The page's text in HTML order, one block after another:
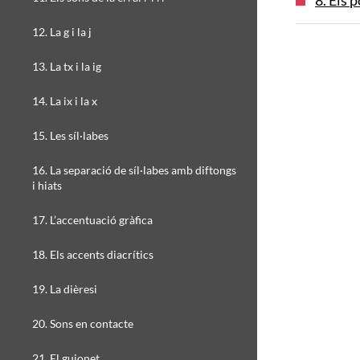
12. La g i la j
13. La tx i la ig
14. La ix i la x
15. Les síl·labes
16. La separació de síl·labes amb diftongs
i hiats
17. L’accentuació gràfica
18. Els accents diacrítics
19. La dièresi
20. Sons en contacte